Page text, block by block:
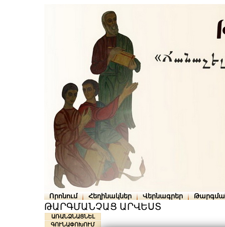
Որոնում Հեղինակներ Վերնագրեր
ԹԱՐԳՄԱՆՉԱՑ ԱՐՎԵՍՏ
ԱՌԱՆՁՆԱՑՆԵԼ
ԳՈՒՆԱՓՈԽՈՒՄ